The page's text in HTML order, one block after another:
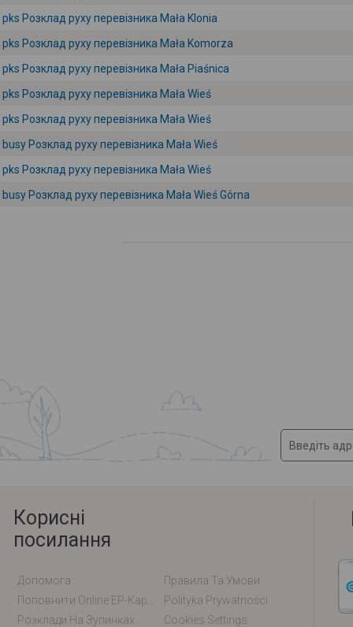
pks Розклад руху перевізника Mała Klonia
pks Розклад руху перевізника Mała Komorza
pks Розклад руху перевізника Mała Piaśnica
pks Розклад руху перевізника Mała Wieś
pks Розклад руху перевізника Mała Wieś
busy Розклад руху перевізника Mała Wieś
pks Розклад руху перевізника Mała Wieś
busy Розклад руху перевізника Mała Wieś Górna
Корисні
посилання
Допомога
Правила Та Умови
Polityka Prywatności
Розклади На Зупинках
Cookies Settings